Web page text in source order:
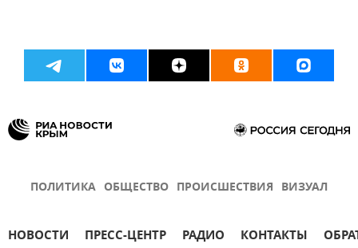
ПОЛИТИКА ОБЩЕСТВО ПРОИСШЕСТВИЯ ВИЗУАЛ
НОВОСТИ ПРЕСС-ЦЕНТР РАДИО КОНТАКТЫ